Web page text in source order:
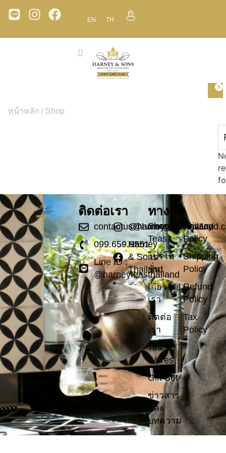
EN TH
0
หน้าหลัก / Shop
ทางลัด
Shop
Teas
โปรโม
ชั่น
เกี่ยวกับ
เรา
ติดต่อ
เรา
Tea
Wares
Gift Set
ข่าวสาร
และ
บทความ
Privacy
Policy
Shipping
Policy
Refund
Policy
Tax
Policy
ติดต่อเรา
099.659.9551
Line ID :
@harneyteasthailand
@harneyteasthailand
Harney
& Sons
Thailand